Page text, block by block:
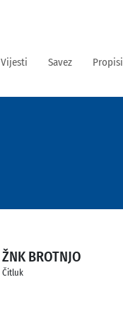
Vijesti Savez Propisi
ŽNK BROTNJO
Čitluk